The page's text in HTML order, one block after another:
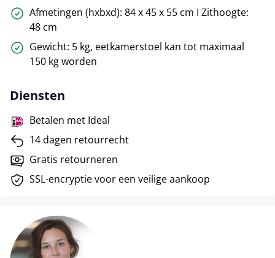
Afmetingen (hxbxd): 84 x 45 x 55 cm I Zithoogte:
48 cm
Gewicht: 5 kg, eetkamerstoel kan tot maximaal
150 kg worden
Diensten
Betalen met Ideal
14 dagen retourrecht
Gratis retourneren
SSL-encryptie voor een veilige aankoop